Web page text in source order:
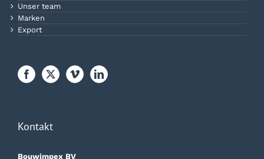
Unser team
Marken
Export
Kontakt
Bouwimpex BV